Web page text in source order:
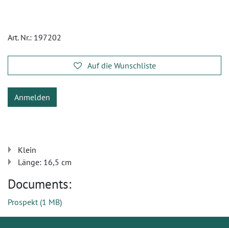
Art. Nr.: 197202
Auf die Wunschliste
Anmelden
Klein
Länge: 16,5 cm
Documents:
Prospekt(1 MB)